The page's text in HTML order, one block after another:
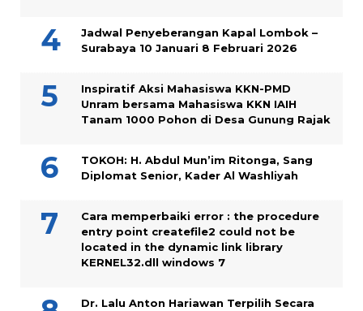
Jadwal Penyeberangan Kapal Lombok –
Surabaya 10 Januari 8 Februari 2026
Inspiratif Aksi Mahasiswa KKN-PMD
Unram bersama Mahasiswa KKN IAIH
Tanam 1000 Pohon di Desa Gunung Rajak
TOKOH: H. Abdul Mun’im Ritonga, Sang
Diplomat Senior, Kader Al Washliyah
Cara memperbaiki error : the procedure
entry point createfile2 could not be
located in the dynamic link library
KERNEL32.dll windows 7
Dr. Lalu Anton Hariawan Terpilih Secara